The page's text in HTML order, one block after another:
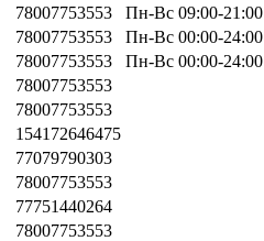
78007753553
Пн-Вс 09:00-21:00
78007753553
Пн-Вс 00:00-24:00
78007753553
Пн-Вс 00:00-24:00
78007753553
78007753553
154172646475
77079790303
78007753553
77751440264
78007753553